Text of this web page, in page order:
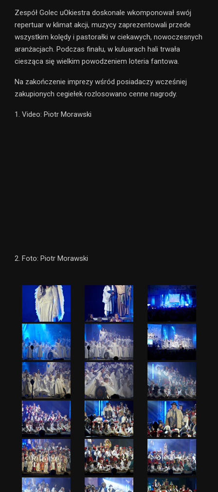
Zespół Golec uOkiestra doskonale wkomponował swój
repertuar w klimat akcji, muzycy zaprezentowali przede
wszystkim kolędy i pastorałki w ciekawych, nowoczesnych
aranżacjach. Podczas finału, w kuluarach hali trwała
ciesząca się wielkim powodzeniem loteria fantowa.
Na zakończenie imprezy wśród posiadaczy wcześniej
zakupionych cegiełek rozlosowano cenne nagrody.
1. Video: Piotr Morawski
2. Foto: Piotr Morawski